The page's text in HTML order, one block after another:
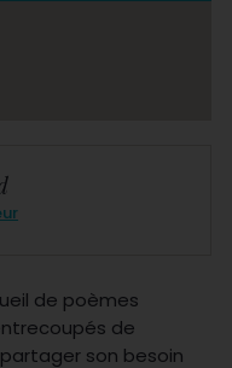
de poèmes
de
son besoin